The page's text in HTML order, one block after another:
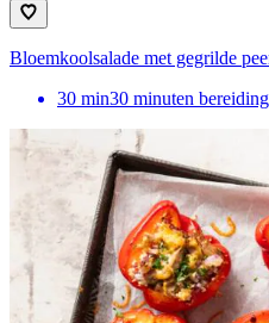
Bloemkoolsalade met gegrilde
30 min30 minuten